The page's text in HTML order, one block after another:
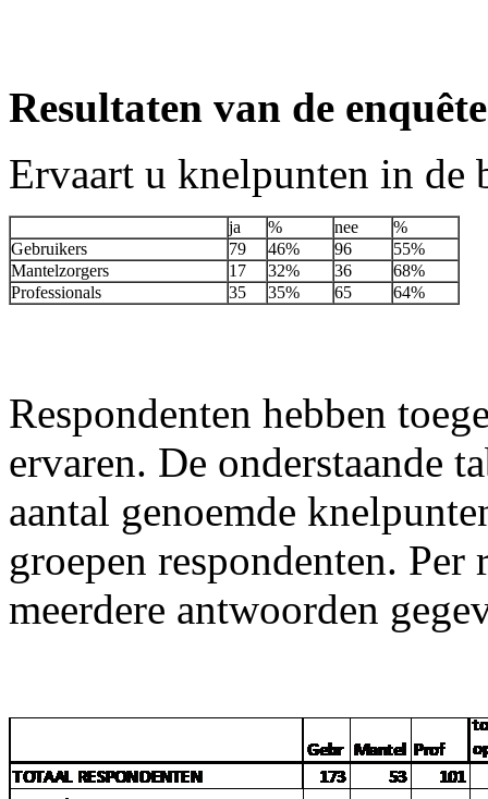
Resultaten van de
Ervaart u knelpunten in de
ja % nee
%
Gebruikers
79 46% 96
55%
Mantelzorgers
17 32% 36
68%
Professionals
35 35% 65 64%
Respondenten hebben
ervaren. De onderstaande
aantal genoemde
groepen respondenten.
meerdere antwoorden